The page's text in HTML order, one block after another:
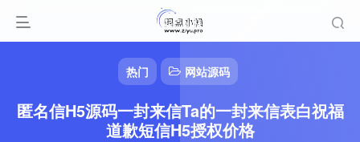
热门 网站源码
匿名信H5源码一封来信Ta的一封来信表白祝福
道歉短信H5授权价格